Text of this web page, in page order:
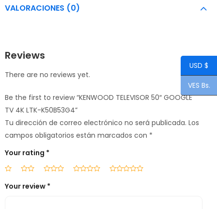
VALORACIONES (0)
Reviews
There are no reviews yet.
Be the first to review “KENWOOD TELEVISOR 50″ GOOGLE
TV 4K LTK-K50B53G4”
Tu dirección de correo electrónico no será publicada. Los
campos obligatorios están marcados con *
Your rating *
Your review *
USD $
VES Bs.